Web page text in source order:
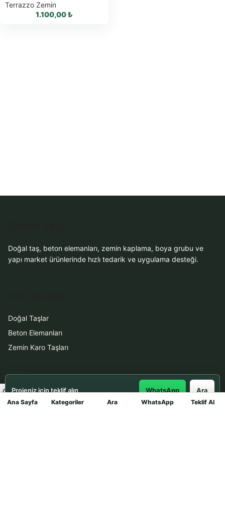
Terrazzo Zemin
1.100,00₺
Ana Sayfa Kategoriler Ara WhatsApp Teklif Al
Doğal taş, beton elemanları, zemin kaplama, boya grubu ve
yapı market ürünlerinde hızlı tedarik ve uygulama desteği.
Doğal Taşlar
Beton Elemanları
Zemin Karo Taşları
Hizmetler
Uygulama
Projeniz için teklif alın WhatsApp Ara